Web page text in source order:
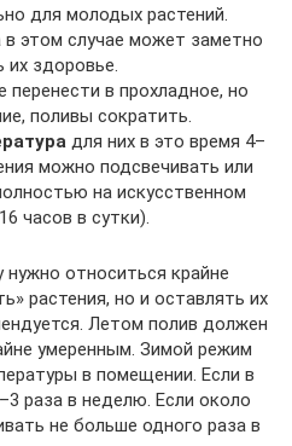
для молодых растений.
этом случае может заметно
их здоровье.
перенести в прохладное, но
поливы сократить.
для них в это время 4–
можно подсвечивать или
на искусственном
часов в сутки).
нужно относиться крайне
растения, но и оставлять их
Летом полив должен
умеренным. Зимой режим
в помещении. Если в
раза в неделю. Если около
не больше одного раза в